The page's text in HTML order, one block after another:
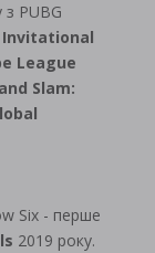
PUBG
Invitational
League
Slam:
Six - перше
2019 року.